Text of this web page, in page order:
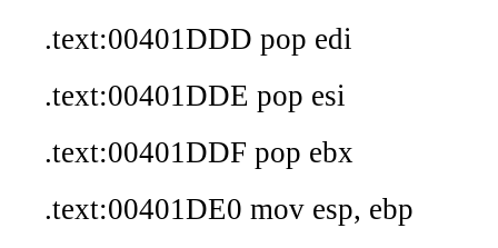
.text:00401DDD pop edi
.text:00401DDE pop esi
.text:00401DDF pop ebx
.text:00401DE0 mov esp, ebp